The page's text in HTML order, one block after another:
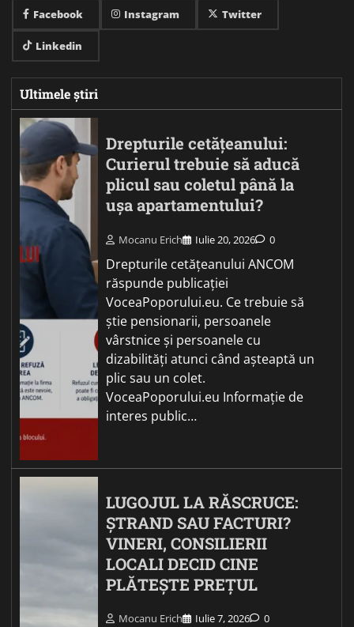
Facebook Instagram Twitter
Linkedin
Ultimele știri
Drepturile cetățeanului:
Curierul trebuie să aducă
plicul sau coletul până la
ușa apartamentului?
Mocanu Erich Iulie 20, 2026 0
Drepturile cetățeanului ANCOM
răspunde publicației
VoceaPoporului.eu. Ce trebuie să
știe pensionarii, persoanele
vârstnice și persoanele cu
dizabilități atunci când așteaptă un
plic sau un colet.
VoceaPoporului.eu Informație de
interes public…
LUGOJUL LA RĂSCRUCE:
ȘTRAND SAU FACTURI?
VINERI, CONSILIERII
LOCALI DECID CINE
PLĂTEȘTE PREȚUL
Mocanu Erich Iulie 7, 2026 0